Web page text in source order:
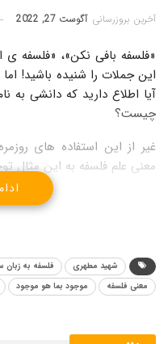
آخرین بروزرسانی آگوست 27, 2022
«فلسفه بافی نکن»، «فلسفه
این جملات را شنیده باشید!
آیا اطلاع دارید که دانشی به
چیست؟
غیر از این استفاده های
معنی علم فلسفه به این مثال
یک آجر را در نظر بگیرید؛
این آجر صحبت خواهد کرد،
اقتصادی است، نگاه می
دیدگاهی هنری تجلی می کند،
(سوژه) هنری است.
شهید مطهری فلسفه به زبان
معنی فلسفه
موجود بما هو موجود